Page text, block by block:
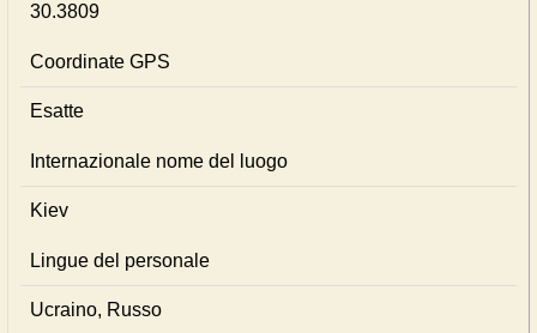
30.3809
Coordinate GPS
Esatte
Internazionale nome del luogo
Kiev
Lingue del personale
Ucraino, Russo